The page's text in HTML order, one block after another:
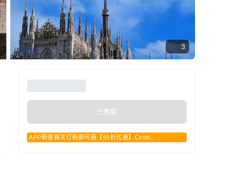
3
已售罄
APP新客首次订购即可获【95折优惠】Code：